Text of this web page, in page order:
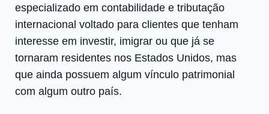
especializado em contabilidade e tributação
internacional voltado para clientes que tenham
interesse em investir, imigrar ou que já se
tornaram residentes nos Estados Unidos, mas
que ainda possuem algum vínculo patrimonial
com algum outro país.